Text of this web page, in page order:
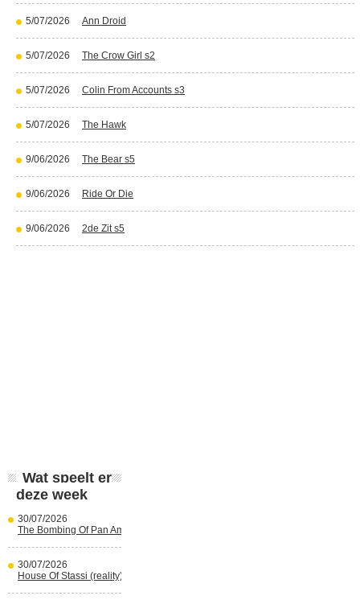
5/07/2026 Ann Droid
5/07/2026 The Crow Girl s2
5/07/2026 Colin From Accounts s3
5/07/2026 The Hawk
9/06/2026 The Bear s5
9/06/2026 Ride Or Die
9/06/2026 2de Zit s5
Wat speelt er
deze week
30/07/2026
The Bombing Of Pan Am 103 (Netflix)
30/07/2026
House Of Stassi (reality) (Disney+)